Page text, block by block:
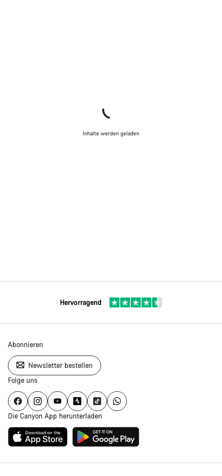
Inhalte werden geladen
Hervorragend
Abonnieren
Newsletter bestellen
Folge uns
Die Canyon App herunterladen